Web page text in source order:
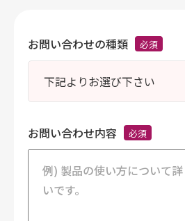
お問い合わせの種類 必須
お問い合わせ内容 必須